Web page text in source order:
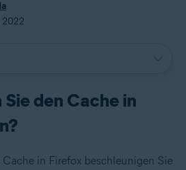
2022
den Cache in
in Firefox beschleunigen Sie